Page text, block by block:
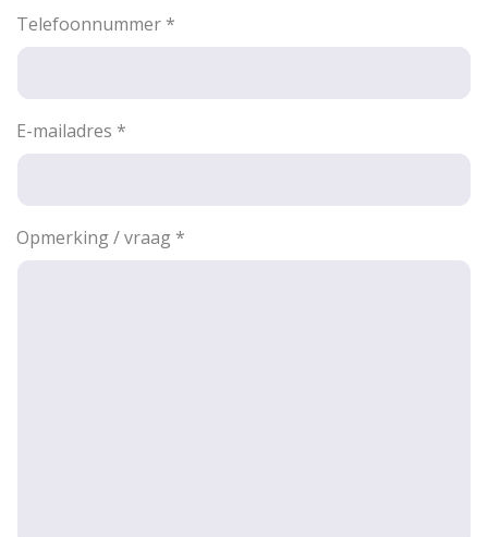
Telefoonnummer *
E-mailadres *
Opmerking / vraag *